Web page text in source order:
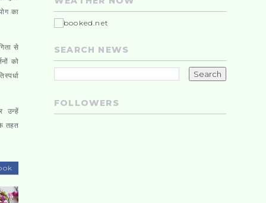
का
से
को
उन्हें
के तहत
SEARCH NEWS
FOLLOWERS